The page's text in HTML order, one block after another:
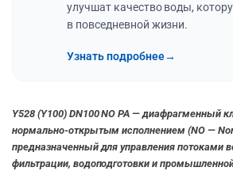
улучшат качество воды,
в повседневной жизни.
Узнать подробнее→
Y528 (Y100) DN100 NO PA — диафрагменный
нормально-открытым исполнением (NO —
предназначенный для управления потоками
фильтрации, водоподготовки и